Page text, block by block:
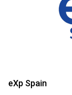
en que los
inmobiliario. Con
alquilar
a un público más
eXp Spain